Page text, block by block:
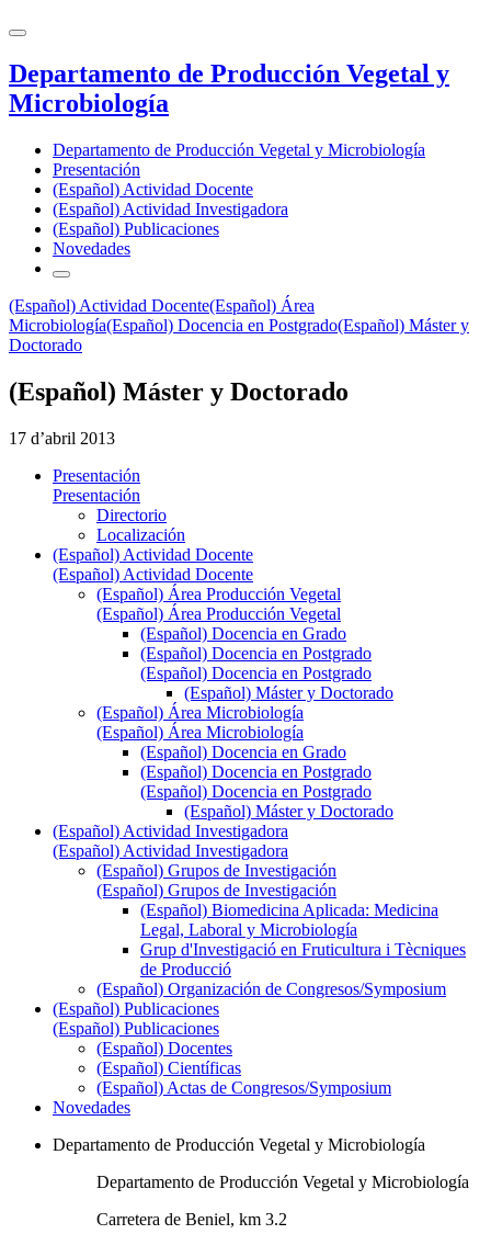
Departamento de Producción Vegetal y
Microbiología
Departamento de Producción Vegetal y Microbiología
Presentación
(Español) Actividad Docente
(Español) Actividad Investigadora
(Español) Publicaciones
Novedades
(Español) Actividad Docente(Español) Área
Microbiología(Español) Docencia en Postgrado(Español) Máster y
Doctorado
(Español) Máster y Doctorado
17 d’abril 2013
Presentación
Presentación
Directorio
Localización
(Español) Actividad Docente
(Español) Actividad Docente
(Español) Área Producción Vegetal
(Español) Área Producción Vegetal
(Español) Docencia en Grado
(Español) Docencia en Postgrado
(Español) Docencia en Postgrado
(Español) Máster y Doctorado
(Español) Área Microbiología
(Español) Área Microbiología
(Español) Docencia en Grado
(Español) Docencia en Postgrado
(Español) Docencia en Postgrado
(Español) Máster y Doctorado
(Español) Actividad Investigadora
(Español) Actividad Investigadora
(Español) Grupos de Investigación
(Español) Grupos de Investigación
(Español) Biomedicina Aplicada: Medicina
Legal, Laboral y Microbiología
Grup d'Investigació en Fruticultura i Tècniques
de Producció
(Español) Organización de Congresos/Symposium
(Español) Publicaciones
(Español) Publicaciones
(Español) Docentes
(Español) Científicas
(Español) Actas de Congresos/Symposium
Novedades
Departamento de Producción Vegetal y Microbiología
Departamento de Producción Vegetal y Microbiología
Carretera de Beniel, km 3.2